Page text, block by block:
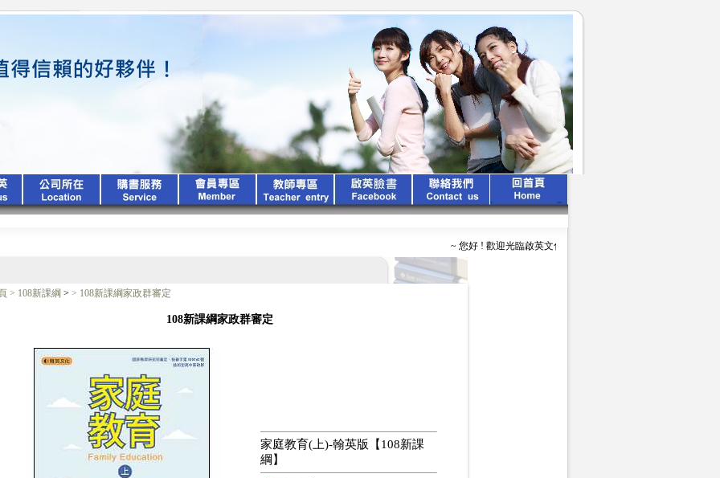
~ 您好 ! 歡迎光臨啟英文化公司 ~ ~ ~ 啟英出版 、 專業
> 108新課綱 > > 108新課綱家政群審定
108新課綱家政群審定
家庭教育(上)-翰英版【108新課
綱】